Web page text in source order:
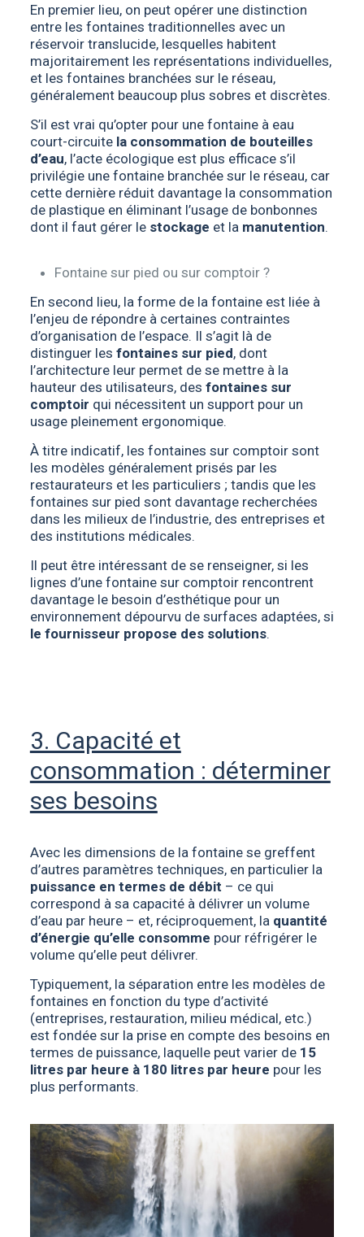
En premier lieu, on peut opérer une distinction
entre les fontaines traditionnelles avec un
réservoir translucide, lesquelles habitent
majoritairement les représentations individuelles,
et les fontaines branchées sur le réseau,
généralement beaucoup plus sobres et discrètes.
S’il est vrai qu’opter pour une fontaine à eau
court-circuite la consommation de bouteilles
d’eau, l’acte écologique est plus efficace s’il
privilégie une fontaine branchée sur le réseau, car
cette dernière réduit davantage la consommation
de plastique en éliminant l’usage de bonbonnes
dont il faut gérer le stockage et la manutention.
Fontaine sur pied ou sur comptoir ?
En second lieu, la forme de la fontaine est liée à
l’enjeu de répondre à certaines contraintes
d’organisation de l’espace. Il s’agit là de
distinguer les fontaines sur pied, dont
l’architecture leur permet de se mettre à la
hauteur des utilisateurs, des fontaines sur
comptoir qui nécessitent un support pour un
usage pleinement ergonomique.
À titre indicatif, les fontaines sur comptoir sont
les modèles généralement prisés par les
restaurateurs et les particuliers ; tandis que les
fontaines sur pied sont davantage recherchées
dans les milieux de l’industrie, des entreprises et
des institutions médicales.
Il peut être intéressant de se renseigner, si les
lignes d’une fontaine sur comptoir rencontrent
davantage le besoin d’esthétique pour un
environnement dépourvu de surfaces adaptées, si
le fournisseur propose des solutions.
3. Capacité et
consommation : déterminer
ses besoins
Avec les dimensions de la fontaine se greffent
d’autres paramètres techniques, en particulier la
puissance en termes de débit – ce qui
correspond à sa capacité à délivrer un volume
d’eau par heure – et, réciproquement, la quantité
d’énergie qu’elle consomme pour réfrigérer le
volume qu’elle peut délivrer.
Typiquement, la séparation entre les modèles de
fontaines en fonction du type d’activité
(entreprises, restauration, milieu médical, etc.)
est fondée sur la prise en compte des besoins en
termes de puissance, laquelle peut varier de 15
litres par heure à 180 litres par heure pour les
plus performants.